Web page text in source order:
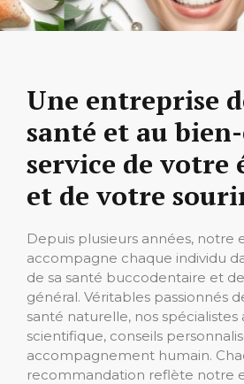
Une entreprise
santé et au
service de votre
et de votre
Depuis plusieurs années, notre
accompagne chaque individu
de sa santé buccodentaire et
général. Véritables passionnés
santé naturelle, nos spécialistes
scientifique, conseils
accompagnement humain.
recommandation reflète notre